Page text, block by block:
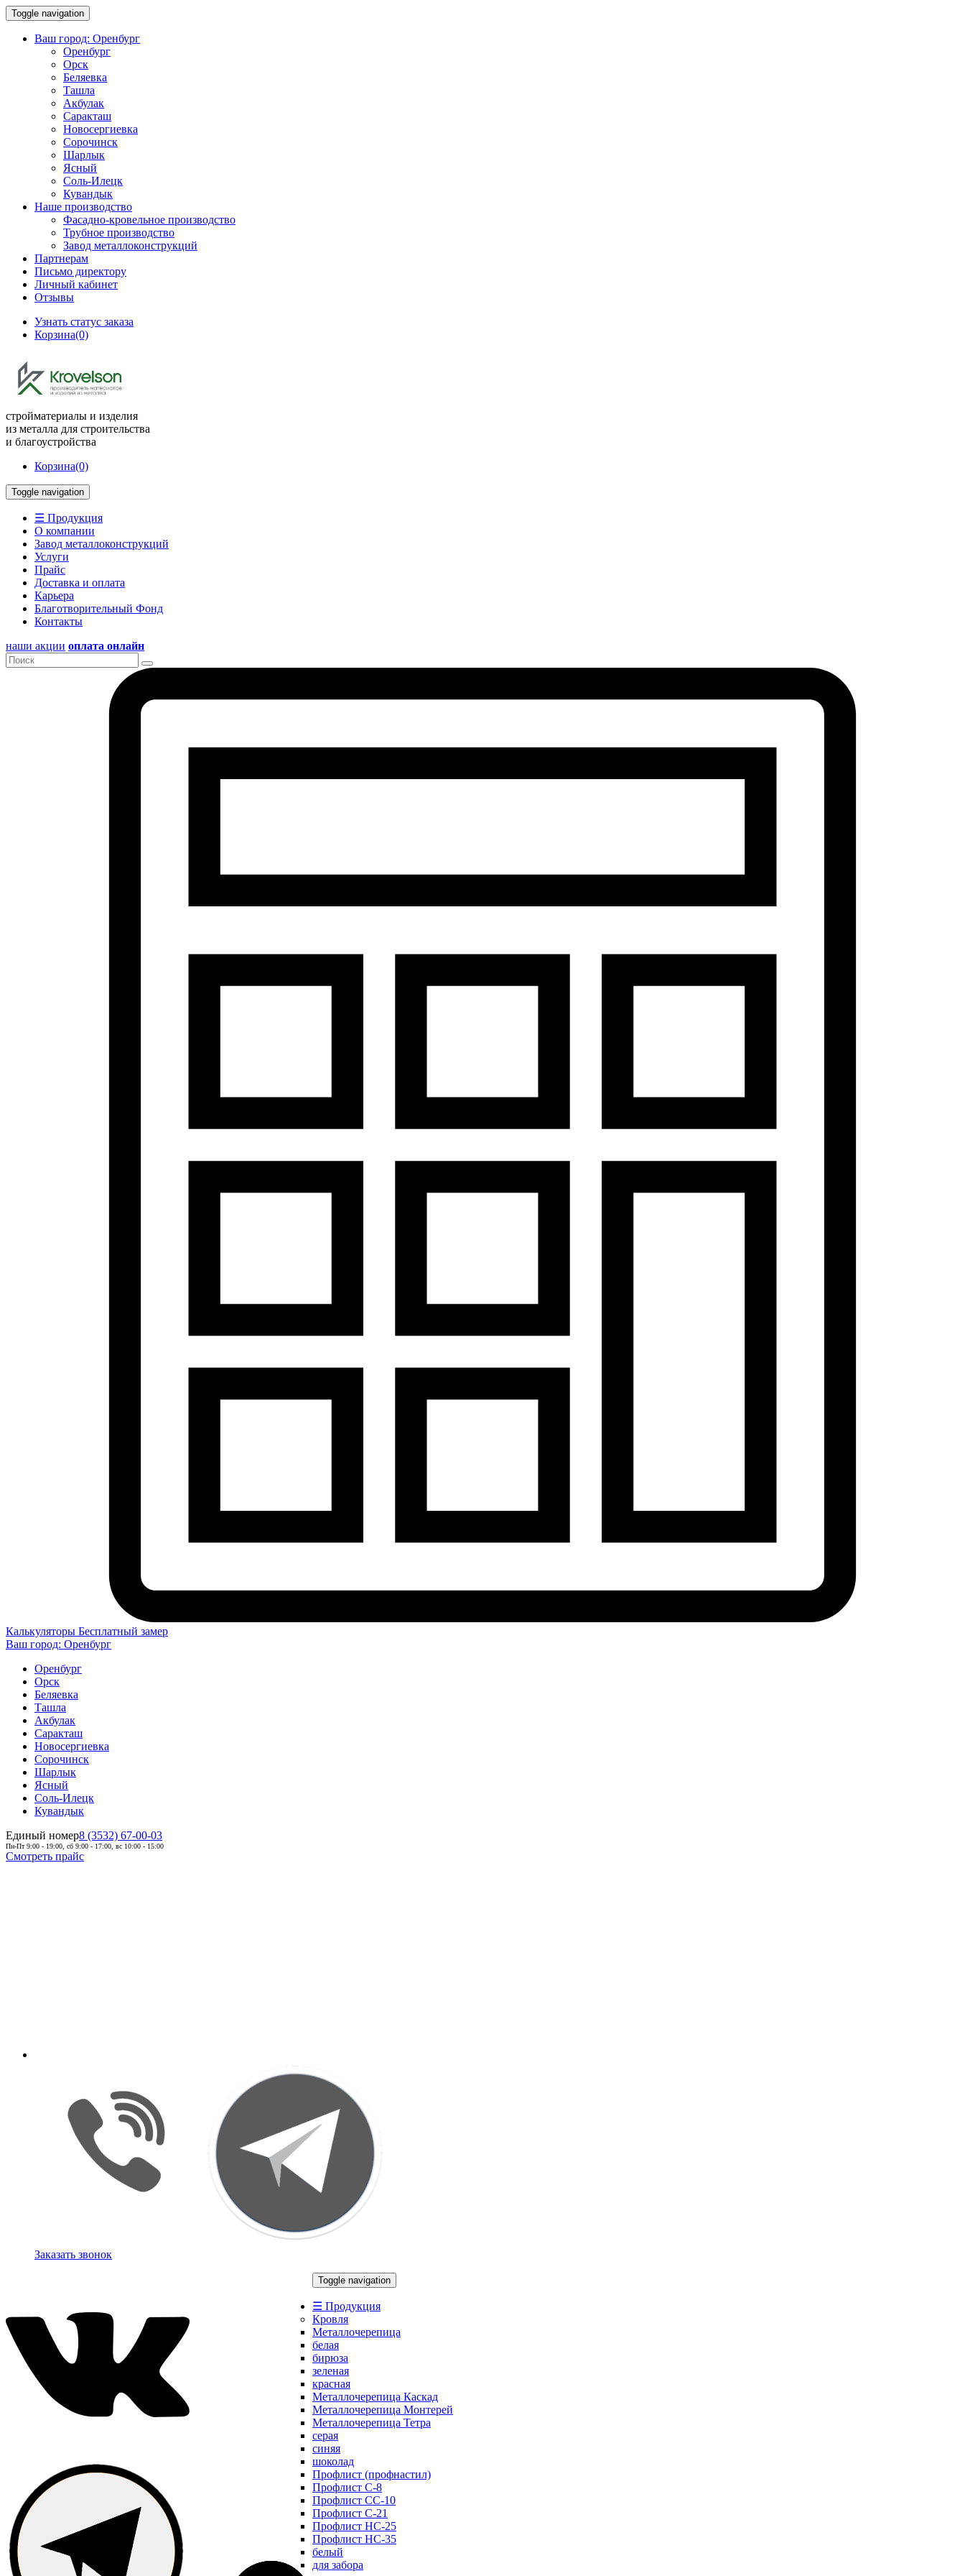
Toggle navigation
Ваш город: Оренбург
Оренбург
Орск
Беляевка
Ташла
Акбулак
Саракташ
Новосергиевка
Сорочинск
Шарлык
Ясный
Соль-Илецк
Кувандык
Наше производство
Фасадно-кровельное производство
Трубное производство
Завод металлоконструкций
Партнерам
Письмо директору
Личный кабинет
Отзывы
Узнать статус заказа
Корзина(0)
стройматериалы и изделия
из металла для строительства
и благоустройства
Корзина(0)
Toggle navigation
☰ Продукция
О компании
Завод металлоконструкций
Услуги
Прайс
Доставка и оплата
Карьера
Благотворительный Фонд
Контакты
наши акции оплата онлайн
Калькуляторы Бесплатный замер
Ваш город: Оренбург
Оренбург
Орск
Беляевка
Ташла
Акбулак
Саракташ
Новосергиевка
Сорочинск
Шарлык
Ясный
Соль-Илецк
Кувандык
Единый номер8 (3532) 67-00-03
Пн-Пт 9:00 - 19:00, сб 9:00 - 17:00, вс 10:00 - 15:00
Смотреть прайс
Заказать звонок
Toggle navigation
☰ Продукция
Кровля
Металлочерепица
белая
бирюза
зеленая
красная
Металлочерепица Каскад
Металлочерепица Монтерей
Металлочерепица Тетра
серая
синяя
шоколад
Профлист (профнастил)
Профлист С-8
Профлист СС-10
Профлист C-21
Профлист НС-25
Профлист НС-35
белый
для забора